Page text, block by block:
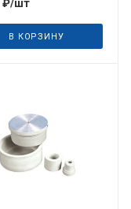
₽/шт
В КОРЗИНУ